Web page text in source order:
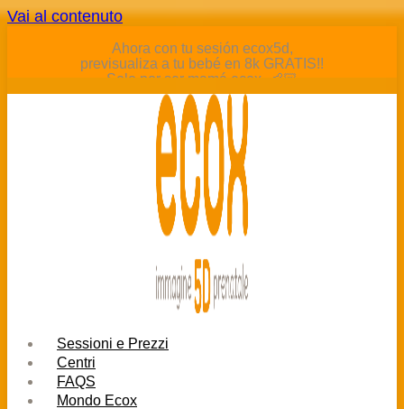
Vai al contenuto
Ahora con tu sesión ecox5d,
previsualiza a tu bebé en 8k GRATIS!!
Solo por ser mamá ecox. 👶🏻
Sessioni e Prezzi
Centri
FAQS
Mondo Ecox